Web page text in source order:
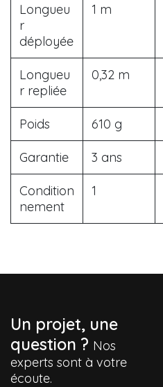
Longueu
r
déployée
1 m
Longueu
r repliée
0,32 m
Poids 610 g
Garantie 3 ans
Condition
nement
1
Un projet, une
question ? Nos
experts sont à votre
écoute.